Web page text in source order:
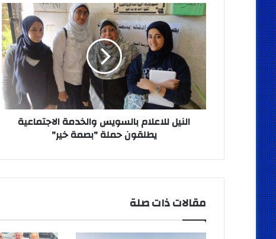
النيل
للاعلام
بالسويس
والخدمة
الاجتماعية
يطلقون
حملة
"بصمة
خير"
النيل للاعلام بالسويس والخدمة الاجتماعية
يطلقون حملة "بصمة خير"
مقالات ذات صلة